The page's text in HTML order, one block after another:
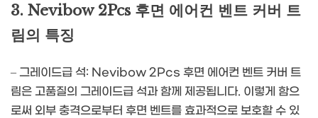
3. Nevibow 2Pcs 후면 에어컨 벤트 커버 트
림의 특징
– 그레이드급 석: Nevibow 2Pcs 후면 에어컨 벤트 커버 트
림은 고품질의 그레이드급 석과 함께 제공됩니다. 이렇게 함으
로써 외부 충격으로부터 후면 벤트를 효과적으로 보호할 수 있